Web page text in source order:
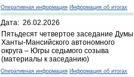
Оперативная информация Информация об итогах
Дата: 26.02.2026
Пятьдесят четвертое заседание Думы
Ханты-Мансийского автономного
округа – Югры седьмого созыва
(материалы к заседанию)
Оперативная информация Информация об итогах